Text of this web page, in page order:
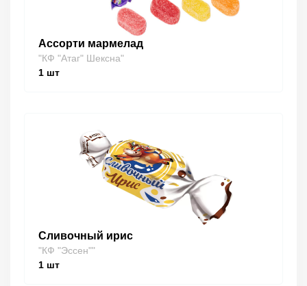
Ассорти мармелад
"КФ "Атаг" Шексна"
1 шт
Сливочный ирис
"КФ "Эссен""
1 шт